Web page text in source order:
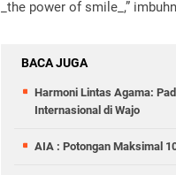
_the power of smile_,”
BACA JUGA
Harmoni Lintas Agama:
Internasional di Wajo
AIA : Potongan Maksimal